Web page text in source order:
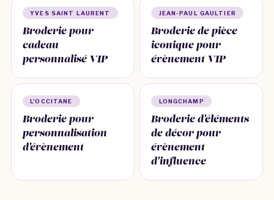
YVES SAINT LAURENT
Broderie pour
cadeau
personnalisé VIP
JEAN-PAUL GAULTIER
Broderie de pièce
iconique pour
évènement VIP
L'OCCITANE
Broderie pour
personnalisation
d'évènement
LONGCHAMP
Broderie d'éléments
de décor pour
évènement
d'influence